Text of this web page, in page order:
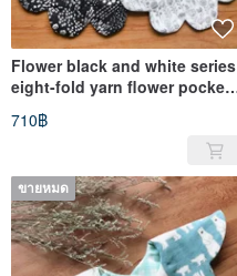
Flower black and white series
eight-fold yarn flower pocket
two into the group
710฿
ขายหมด